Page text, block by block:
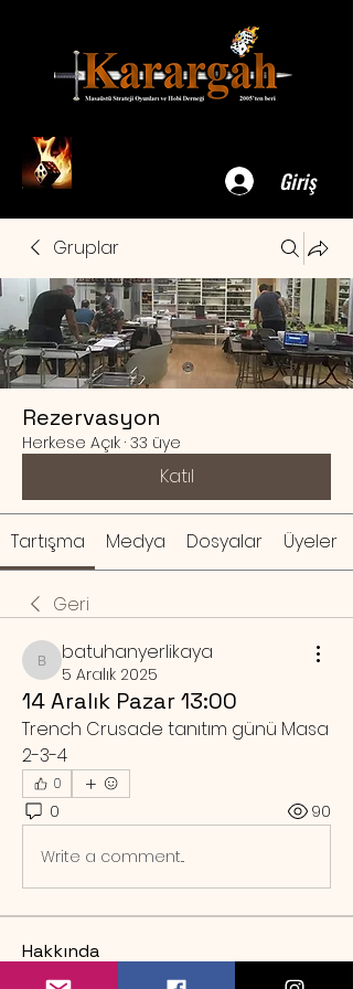
Giriş
Gruplar
Rezervasyon
Herkese Açık · 33 üye
Katıl
Tartışma Medya Dosyalar Üyeler
Geri
batuhanyerlikaya
batuhanyerlikaya
5 Aralık 2025
14 Aralık Pazar 13:00
Trench Crusade tanıtım günü Masa
2-3-4
0
0 90
Write a comment...
Hakkında
Örnek rezervasyon mesajı Sa